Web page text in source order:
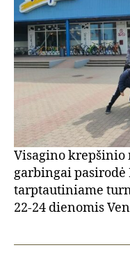
Visagino krepšinio
garbingai pasirodė
tarptautiniame
22-24 dienomis